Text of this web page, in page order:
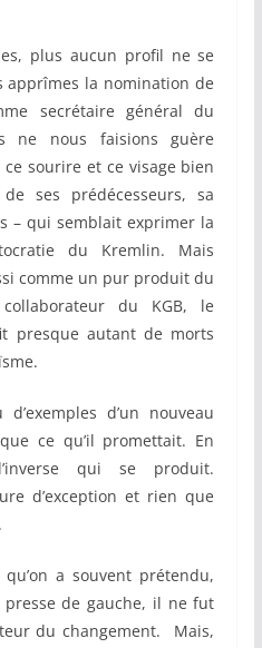
plus aucun profil ne se
apprîmes la nomination de
secrétaire général du
ne nous faisions guère
sourire et ce visage bien
ses prédécesseurs, sa
– qui semblait exprimer la
du Kremlin. Mais
comme un pur produit du
du KGB, le
presque autant de morts
d’un nouveau
ce qu’il promettait. En
qui se produit.
d’exception et rien que
a souvent prétendu,
de gauche, il ne fut
du changement. Mais,